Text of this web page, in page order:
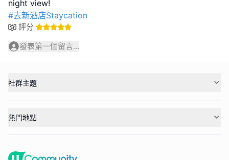
#去新酒店Staycation
評分
發表第一個留言...
社群主題
熱門地點